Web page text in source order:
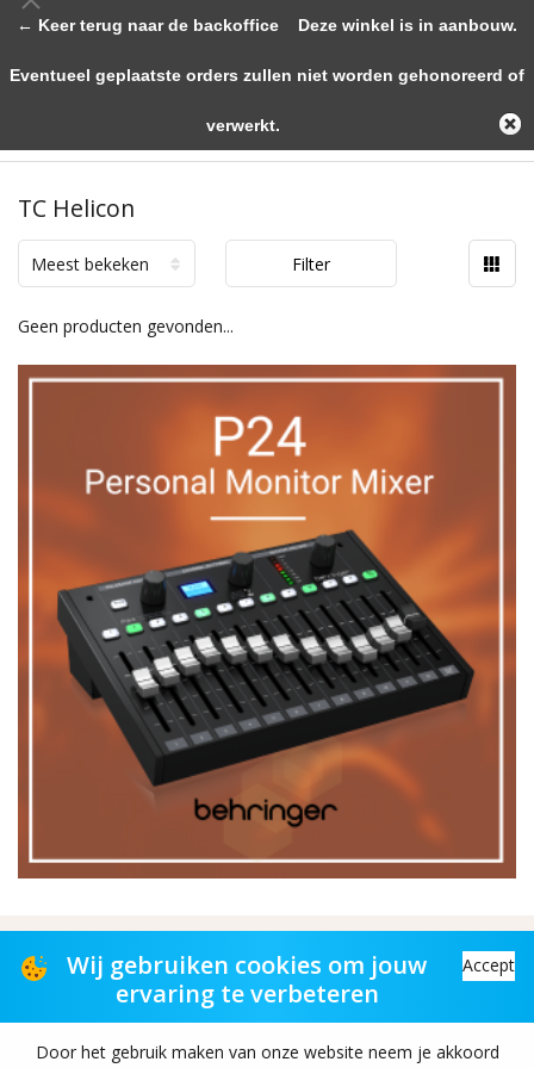
TC Helicon
Meest bekeken Filter
Geen producten gevonden...
Distributiepartner voor muziekwinkels
Distribution partner to music stores
Copyright© 2026 TAS-retail B.V. All rights reserved.
← Keer terug naar de backoffice Deze winkel is in aanbouw.
Eventueel geplaatste orders zullen niet worden gehonoreerd of
verwerkt.
Wij gebruiken cookies om jouw
ervaring te verbeteren
Accept
Door het gebruik maken van onze website neem je akkoord